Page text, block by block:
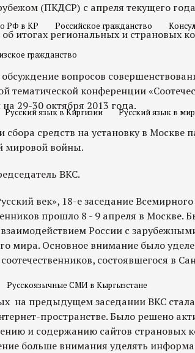
РФ в КР Российское гражданство
гражданство
Русский язык в Киргизии Русский язык в
Русскоязычные СМИ в Кыргызстане
(ПКДСР) с апреля текущего
итогах региональных и страновых
вопросов
тематической конференции
29-30 октября 2013 года.
сбора средств на установку в Москве
мировой войны.
ВКС.
век», 18-е заседание
прошло 8 - 9 апреля в Москве.
России с
мира. Основное внимание было
состоявшегося в
на предыдущем заседании ВКС стала
пространстве. Было решено
и содержанию сайтов страновых
больше внимания уделять